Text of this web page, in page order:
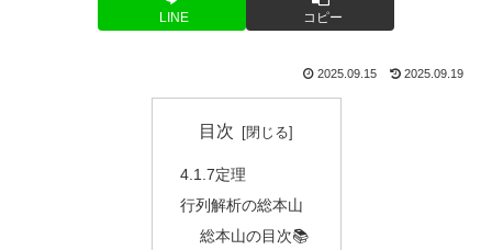
LINE コピー
2025.09.15 2025.09.19
目次
4.1.7定理
行列解析の総本山
総本山の目次📚